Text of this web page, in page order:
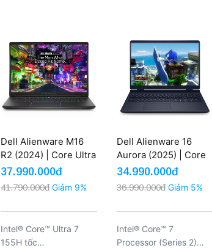
Dell Alienware M16
R2 (2024) | Core Ultra
7-155H RAM 16GB
SSD 1TB RTX 4060
2K 240Hz (Outlet)
37.990.000đ
41.790.000đ Giảm 9%
Intel® Core™ Ultra 7
155H tốc
Dell Alienware 16
Aurora (2025) | Core
7 240H Ram 16GB
SSD 1TB RTX 5060
8GB QHD+ 120Hz
(New)
34.990.000đ
36.990.000đ Giảm 5%
Intel® Core™ 7
Processor (Series 2)